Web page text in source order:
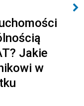
Jakie
w